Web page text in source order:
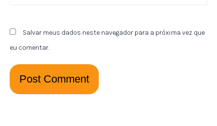
Salvar meus dados neste navegador para a próxima vez que
eu comentar.